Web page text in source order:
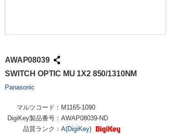
AWAP08039
SWITCH OPTIC MU 1X2 850/1310NM
Panasonic
マルツコード： M1165-1090
DigiKey製品番号： AWAP08039-ND
品質ランク： A(DigiKey)